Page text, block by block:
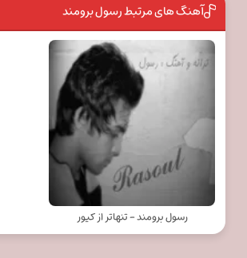
آهنگ های مرتبط رسول برومند
رسول برومند - تنهاتر از کیور